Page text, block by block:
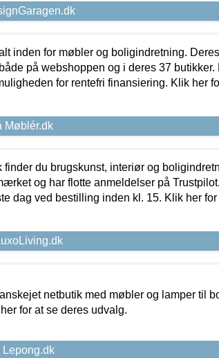
inden for møbler og boligindretning. Deres
på webshoppen og i deres 37 butikker.
for rentefri finansiering. Klik her
Møblér.dk
finder du brugskunst, interiør og
og har flotte anmeldelser på Trustpilot.
dag ved bestilling inden kl. 15. Klik her for
netbutik med møbler og lamper til
for at se deres udvalg.
Lepong.dk